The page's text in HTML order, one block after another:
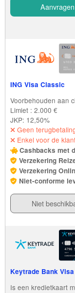
Aanvragen
ING Visa Classic
Voorbehouden aan
Limiet : 2.000 €
JKP: 12,50%
Geen
Enkel voor de
Cashbacks met
Verzekering
Verzekering
Niet-conforme
Niet
Keytrade Bank
Is een kredietkaart